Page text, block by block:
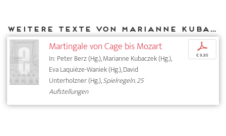
Weitere Texte von Marianne Kubaczek bei DIAPHANES
Martingale von Cage bis Mozart
In: Peter Berz (Hg.), Marianne Kubaczek (Hg.),
Eva Laquièze-Waniek (Hg.), David
Unterholzner (Hg.),Spielregeln. 25
Aufstellungen
p
€ 9,95